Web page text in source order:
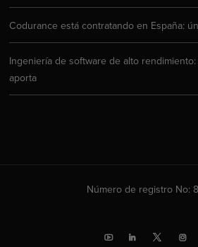
Codurance está contratando en España:
Ingeniería de software de alto
aporta
Número de registro No: